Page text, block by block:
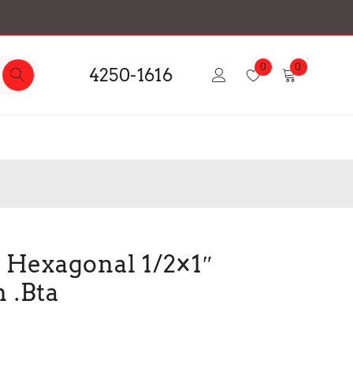
4250-1616 0 0
1/2×1″
.Bta